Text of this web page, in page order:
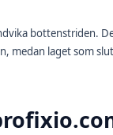
bottenstriden.
medan laget som